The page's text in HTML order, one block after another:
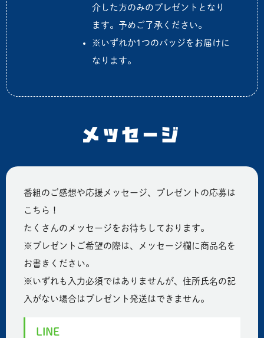
介した方のみのプレゼントとなり
ます。予めご了承ください。
※いずれか1つのバッジをお届けに
なります。
メッセージ
番組のご感想や応援メッセージ、プレゼントの応募は
こちら！
たくさんのメッセージをお待ちしております。
※プレゼントご希望の際は、メッセージ欄に商品名を
お書きください。
※いずれも入力必須ではありませんが、住所氏名の記
入がない場合はプレゼント発送はできません。
LINE